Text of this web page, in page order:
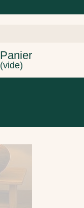
Panier
(vide)